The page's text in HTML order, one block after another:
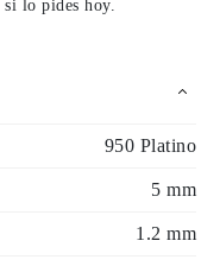
si lo pides hoy.
950 Platino
5 mm
1.2 mm